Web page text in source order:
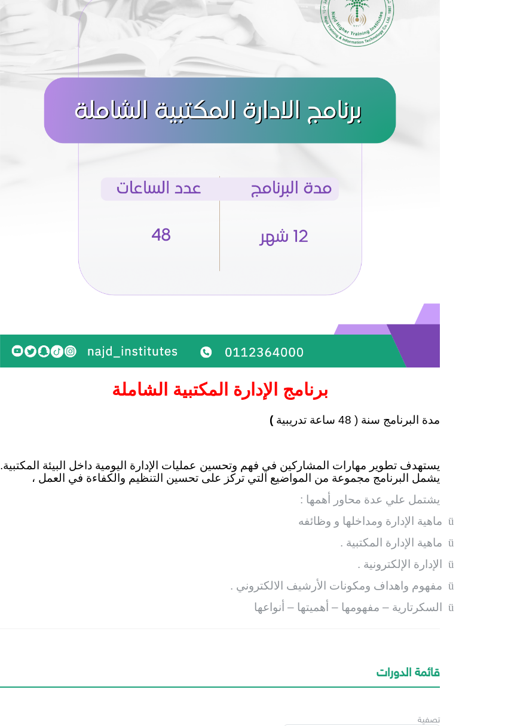
برنامج الإدارة المكتبية الشاملة
مدة البرنامج سنة ( 48 ساعة تدريبية )
يستهدف تطوير مهارات المشاركين في فهم وتحسين عمليات الإدارة اليومية داخل البيئة المكتبية.
يشمل البرنامج مجموعة من المواضيع التي تركز على تحسين التنظيم والكفاءة في العمل ،
يشتمل علي عدة محاور أهمها :
ü ماهية الإدارة ومداخلها و وظائفه
ü ماهية الإدارة المكتبية .
ü
الإدارة الإلكترونية .
ü مفهوم واهداف ومكونات الأرشيف الالكتروني .
ü
السكرتارية – مفهومها – أهميتها – أنواعها
قائمة الدورات
تصفية